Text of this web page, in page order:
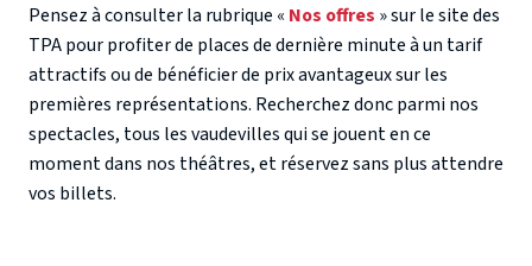
Pensez à consulter la rubrique « Nos offres » sur le site des
TPA pour profiter de places de dernière minute à un tarif
attractifs ou de bénéficier de prix avantageux sur les
premières représentations. Recherchez donc parmi nos
spectacles, tous les vaudevilles qui se jouent en ce
moment dans nos théâtres, et réservez sans plus attendre
vos billets.